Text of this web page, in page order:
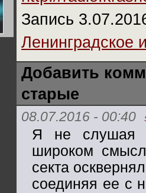
Запись
Ленинградское
Добавить
старые
08.07.2016 - 00:40
Я не слушая
широком
секта
соединяя ее с